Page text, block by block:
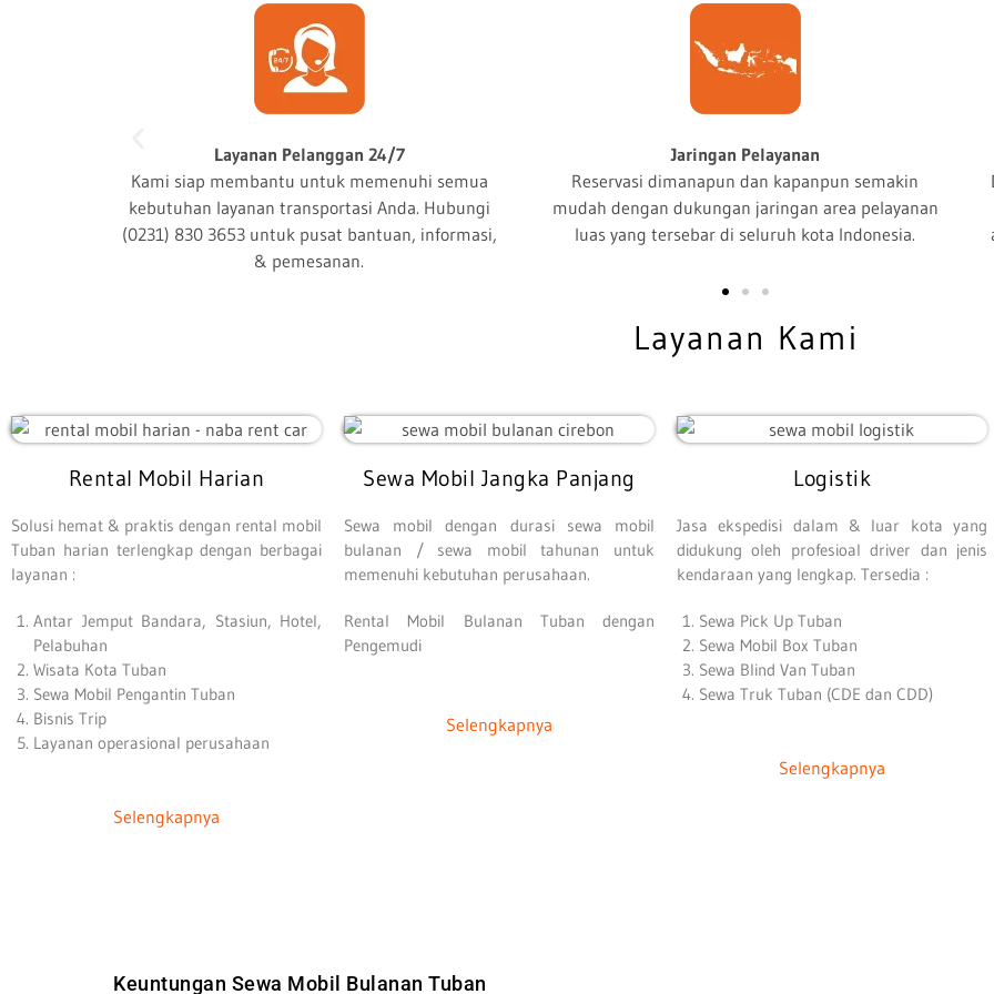
Jenis Kendaraan Lengkap
Kami memiliki jenis kendaran yang lengkap, mulai
dari City Car, Family Car, Premium Car, Big MPV,
Bus, sampai kendaraan Niaga/logistic
Driver Profesional
Kami mempersiapkan Profesional Driver yang telah
melewati proses seleksi yang ketat serta
berorientasi kepada kepuasan pelanggan.
Layanan Kami
Rental Mobil Harian
Solusi hemat & praktis dengan rental mobil
Tuban harian terlengkap dengan berbagai
layanan :
Antar Jemput Bandara, Stasiun, Hotel,
Pelabuhan
Wisata Kota Tuban
Sewa Mobil Pengantin Tuban
Bisnis Trip
Layanan operasional perusahaan
Selengkapnya
Sewa Mobil Jangka Panjang
Sewa mobil dengan durasi sewa mobil
bulanan / sewa mobil tahunan untuk
memenuhi kebutuhan perusahaan.
Rental Mobil Bulanan Tuban dengan
Pengemudi
Selengkapnya
Logistik
Jasa ekspedisi dalam & luar kota yang
didukung oleh profesioal driver dan jenis
kendaraan yang lengkap. Tersedia :
Sewa Pick Up Tuban
Sewa Mobil Box Tuban
Sewa Blind Van Tuban
Sewa Truk Tuban (CDE dan CDD)
Selengkapnya
Keuntungan Sewa Mobil Bulanan Tuban